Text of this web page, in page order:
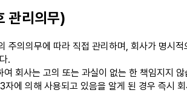
관리의무)
주의의무에 따라 직접 관리하며, 회사가 명시적
.
회사는 고의 또는 과실이 없는 한 책임지지 않
에 의해 사용되고 있음을 알게 된 경우 즉시